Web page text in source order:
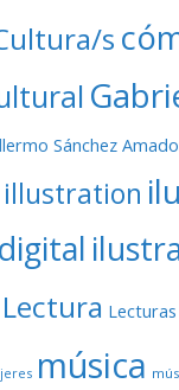
s
Sánchez
illustration
Lecturas
música